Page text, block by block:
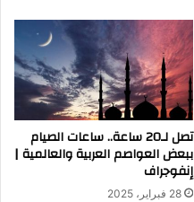
تصل لـ20 ساعة.. ساعات الصيام
ببعض العواصم العربية والعالمية |
إنفوجراف
28 فبراير، 2025